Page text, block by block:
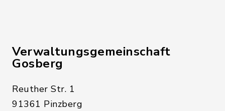
Verwaltungsgemeinschaft
Gosberg
Reuther Str. 1
91361 Pinzberg